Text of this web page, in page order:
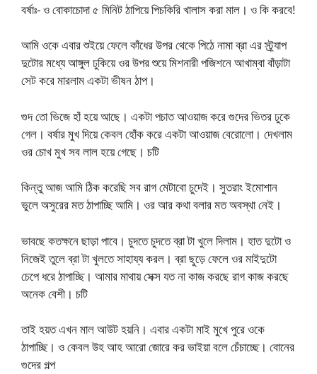
বর্ষাঃ- ও বোকাচোদা ৫ মিনিট ঠাপিয়ে পিচকিরি খালাস করা মাল। ও কি করবে!
আমি ওকে এবার শুইয়ে ফেলে কাঁধের উপর থেকে পিঠে নামা ব্রা এর স্ট্র্যাপ
দুটোর মধ্যে আঙ্গুল ঢুকিয়ে ওর উপর শুয়ে মিশনারী পজিশনে আখাম্বা বাঁড়াটা
সেট করে মারলাম একটা ভীষন ঠাপ।
গুদ তো ভিজে হাঁ হয়ে আছে। একটা পচাত আওয়াজ করে গুদের ভিতর ঢুকে
গেল। বর্ষার মুখ দিয়ে কেবল হোঁক করে একটা আওয়াজ বেরোলো। দেখলাম
ওর চোখ মুখ সব লাল হয়ে গেছে। চটি
কিন্তু আজ আমি ঠিক করেছি সব রাগ মেটাবো চুদেই। সুতরাং ইমোশান
ভুলে অসুরের মত ঠাপাচ্ছি আমি। ওর আর কথা বলার মত অবস্থা নেই।
ভাবছে কতক্ষনে ছাড়া পাবে। চুদতে চুদতে ব্রা টা খুলে দিলাম। হাত দুটো ও
নিজেই তুলে ব্রা টা খুলতে সাহায্য করল। ব্রা ছুড়ে ফেলে ওর মাইদুটো
চেপে ধরে ঠাপাচ্ছি। আমার মাথায় সেক্স যত না কাজ করছে রাগ কাজ করছে
অনেক বেশী। চটি
তাই হয়ত এখন মাল আউট হয়নি। এবার একটা মাই মুখে পুরে ওকে
ঠাপাচ্ছি। ও কেবল উহ আহ আরো জোরে কর ভাইয়া বলে চেঁচাচ্ছে। বোনের
গুদের গল্প